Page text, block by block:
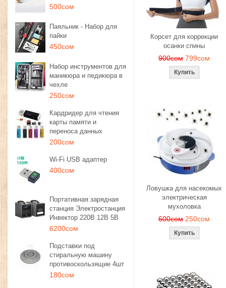
500сом
Паяльник - Набор для
пайки
450сом
Набор инструментов для
маникюра и педикюра в
чехле
250сом
Кардридер для чтения
карты памяти и
переноса данных
200сом
Wi-Fi USB адаптер
400сом
Портативная зарядная
станция Электростанция
Инвектор 220В 12В 5В
6200сом
Подставки под
стиральную машину
противоскользящие 4шт
180сом
Корсет для коррекции
осанки спины
900сом 799сом
Ловушка для насекомых
электрическая
мухоловка
600сом 250сом